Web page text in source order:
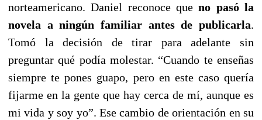
norteamericano. Daniel reconoce queno pasó la
novela a ningún familiar antes de publicarla.
Tomó la decisión de tirar para adelante sin
preguntar qué podía molestar. “Cuando te enseñas
siempre te pones guapo, pero en este caso quería
fijarme en la gente que hay cerca de mí, aunque es
mi vida y soy yo”. Ese cambio de orientación en su